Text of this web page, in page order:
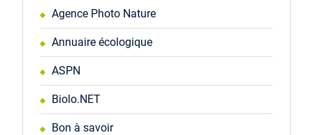
Agence Photo Nature
Annuaire écologique
ASPN
Biolo.NET
Bon à savoir